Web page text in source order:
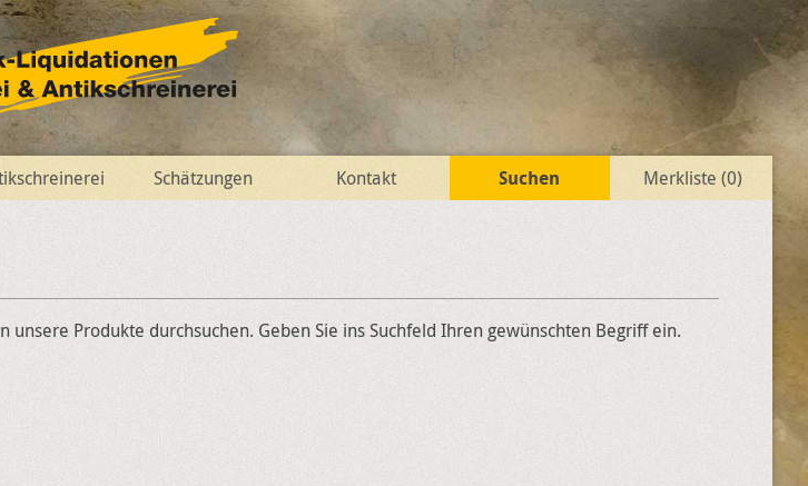
Schätzungen Kontakt Suchen Merkliste (0)
unsere Produkte durchsuchen. Geben Sie ins Suchfeld Ihren gewünschten Begriff ein.